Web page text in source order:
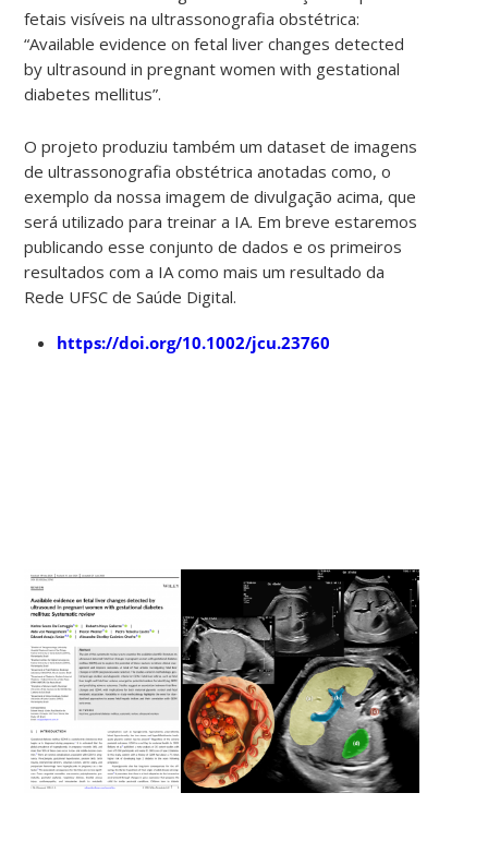
fetais visíveis na ultrassonografia obstétrica:
“Available evidence on fetal liver changes detected
by ultrasound in pregnant women with gestational
diabetes mellitus”.
O projeto produziu também um dataset de imagens
de ultrassonografia obstétrica anotadas como, o
exemplo da nossa imagem de divulgação acima, que
será utilizado para treinar a IA. Em breve estaremos
publicando esse conjunto de dados e os primeiros
resultados com a IA como mais um resultado da
Rede UFSC de Saúde Digital.
https://doi.org/10.1002/jcu.23760